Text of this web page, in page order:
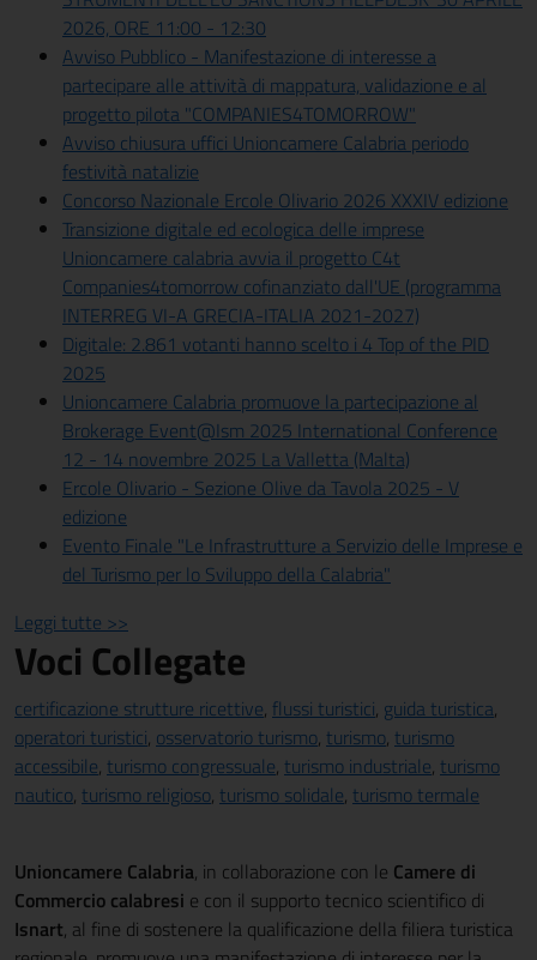
2026, ORE 11:00 - 12:30
Avviso Pubblico - Manifestazione di interesse a
partecipare alle attività di mappatura, validazione e al
progetto pilota "COMPANIES4TOMORROW"
Avviso chiusura uffici Unioncamere Calabria periodo
festività natalizie
Concorso Nazionale Ercole Olivario 2026 XXXIV edizione
Transizione digitale ed ecologica delle imprese
Unioncamere calabria avvia il progetto C4t
Companies4tomorrow cofinanziato dall'UE (programma
INTERREG VI-A GRECIA-ITALIA 2021-2027)
Digitale: 2.861 votanti hanno scelto i 4 Top of the PID
2025
Unioncamere Calabria promuove la partecipazione al
Brokerage Event@Ism 2025 International Conference
12 - 14 novembre 2025 La Valletta (Malta)
Ercole Olivario - Sezione Olive da Tavola 2025 - V
edizione
Evento Finale "Le Infrastrutture a Servizio delle Imprese e
del Turismo per lo Sviluppo della Calabria"
Leggi tutte >>
Voci Collegate
certificazione strutture ricettive, flussi turistici, guida turistica,
operatori turistici, osservatorio turismo, turismo, turismo
accessibile, turismo congressuale, turismo industriale, turismo
nautico, turismo religioso, turismo solidale, turismo termale
Unioncamere Calabria, in collaborazione con le Camere di
Commercio calabresi e con il supporto tecnico scientifico di
Isnart, al fine di sostenere la qualificazione della filiera turistica